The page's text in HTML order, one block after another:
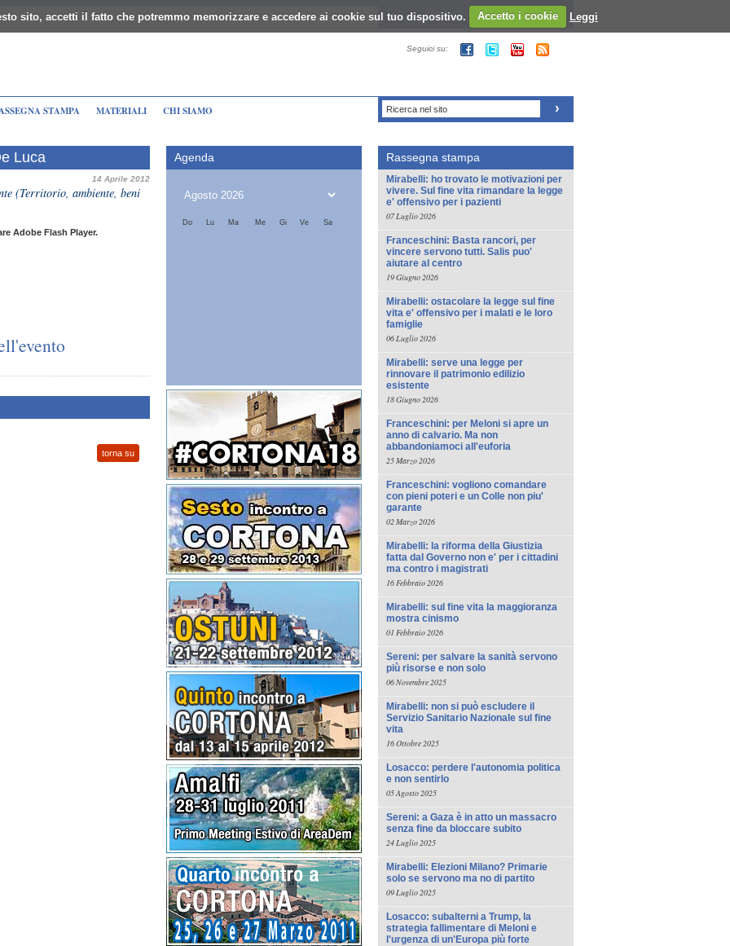
sito, accetti il fatto che potremmo memorizzare e accedere ai cookie sul tuo dispositivo. Accetto i cookie Leggi
Registrazione al sito - Login al sito
Seguici su:
STAMPA MATERIALI CHI SIAMO Ricerca nel sito
Luca
14 Aprile 2012
(Territorio, ambiente, beni
Adobe Flash Player.
torna su
Agenda
Do Lu Ma Me Gi Ve Sa
Rassegna stampa
Mirabelli: ho trovato le motivazioni per
vivere. Sul fine vita rimandare la legge
e' offensivo per i pazienti
07 Luglio 2026
Franceschini: Basta rancori, per
vincere servono tutti. Salis puo'
aiutare al centro
19 Giugno 2026
Mirabelli: ostacolare la legge sul fine
vita e' offensivo per i malati e le loro
famiglie
06 Luglio 2026
Mirabelli: serve una legge per
rinnovare il patrimonio edilizio
esistente
18 Giugno 2026
Franceschini: per Meloni si apre un
anno di calvario. Ma non
abbandoniamoci all'euforia
25 Marzo 2026
Franceschini: vogliono comandare
con pieni poteri e un Colle non piu'
garante
02 Marzo 2026
Mirabelli: la riforma della Giustizia
fatta dal Governo non e' per i cittadini
ma contro i magistrati
16 Febbraio 2026
Mirabelli: sul fine vita la maggioranza
mostra cinismo
01 Febbraio 2026
Sereni: per salvare la sanità servono
più risorse e non solo
06 Novembre 2025
Mirabelli: non si può escludere il
Servizio Sanitario Nazionale sul fine
vita
16 Ottobre 2025
Losacco: perdere l'autonomia politica
e non sentirlo
05 Agosto 2025
Sereni: a Gaza è in atto un massacro
senza fine da bloccare subito
24 Luglio 2025
Mirabelli: Elezioni Milano? Primarie
solo se servono ma no di partito
09 Luglio 2025
Losacco: subalterni a Trump, la
strategia fallimentare di Meloni e
l'urgenza di un'Europa più forte